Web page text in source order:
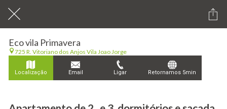
Eco vila Primavera
725 R. Vitoriano dos Anjos Vila Joao Jorge
Localização Email Ligar Retornamos 5min